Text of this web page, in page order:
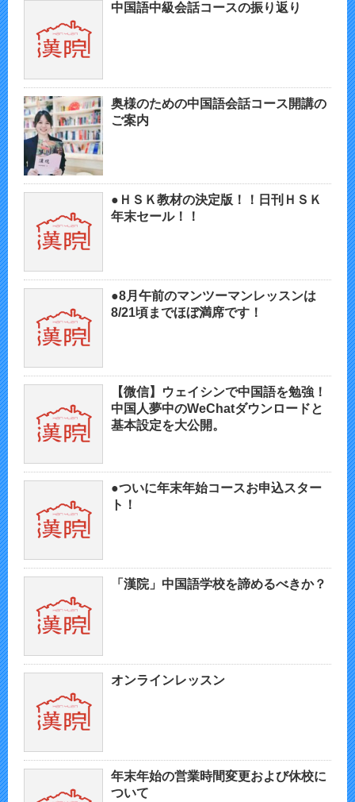
中国語中級会話コースの振り返り
奥様のための中国語会話コース開講の
ご案内
●ＨＳＫ教材の決定版！！日刊ＨＳＫ
年末セール！！
●8月午前のマンツーマンレッスンは
8/21頃までほぼ満席です！
【微信】ウェイシンで中国語を勉強！
中国人夢中のWeChatダウンロードと
基本設定を大公開。
●ついに年末年始コースお申込スター
ト！
「漢院」中国語学校を諦めるべきか？
オンラインレッスン
年末年始の営業時間変更および休校に
ついて